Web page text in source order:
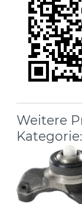
Weitere
Kategorie: